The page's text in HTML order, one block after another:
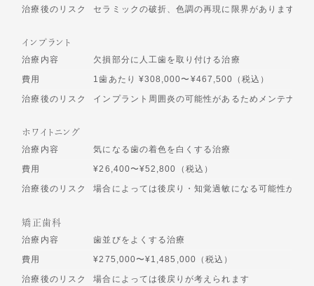
治療後のリスク
セラミックの破折、色調の再現に限界があります
インプラント
治療内容
欠損部分に人工歯を取り付ける治療
費用
1歯あたり ¥308,000〜¥467,500（税込）
治療後のリスク
インプラント周囲炎の可能性があるためメンテナン
ホワイトニング
治療内容
気になる歯の着色を白くする治療
費用
¥26,400〜¥52,800（税込）
治療後のリスク
場合によっては後戻り・知覚過敏になる可能性があ
矯正歯科
治療内容
歯並びをよくする治療
費用
¥275,000〜¥1,485,000（税込）
治療後のリスク
場合によっては後戻りが考えられます